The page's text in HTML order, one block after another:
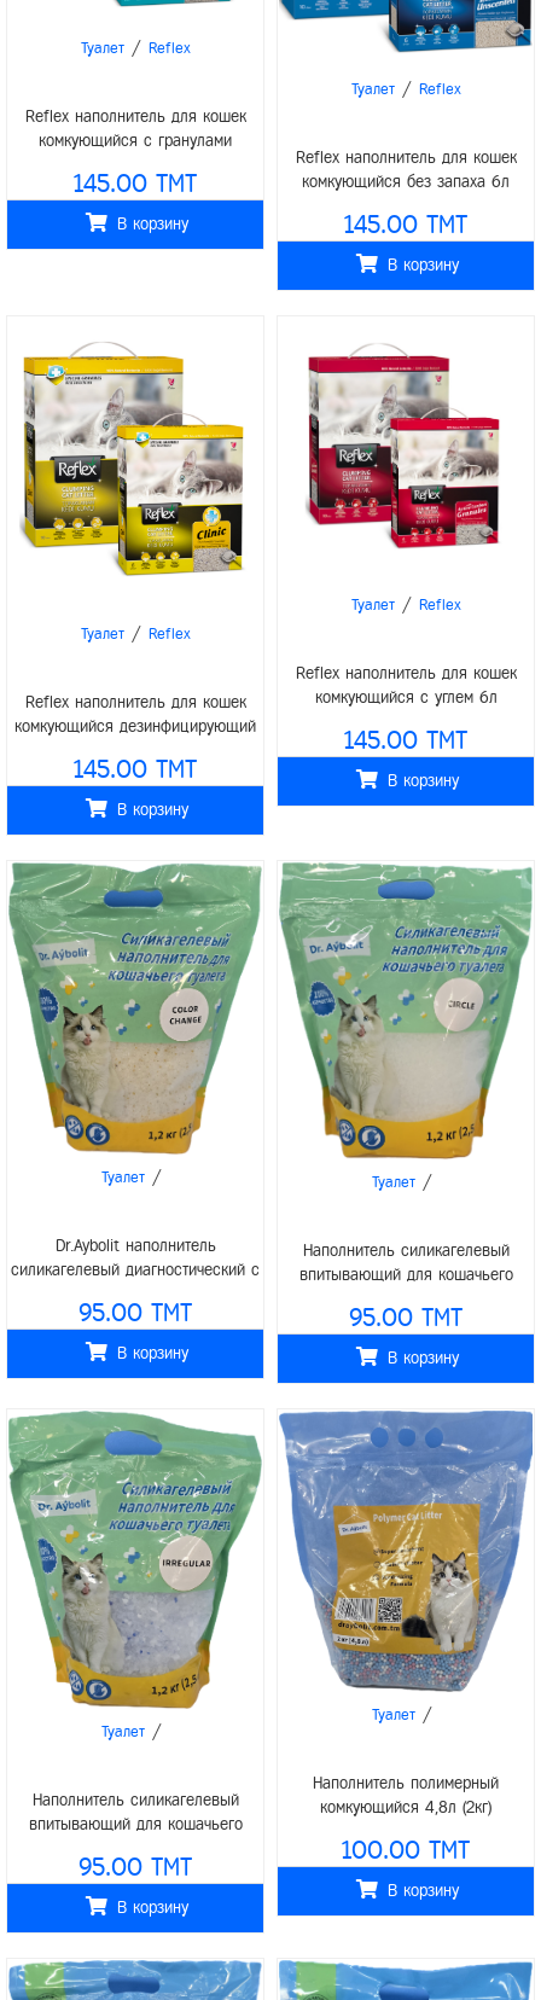
Туалет/ Reflex
Reflex наполнитель для кошек
комкующийся с гранулами
145.00 TMT
В корзину
Туалет/ Reflex
Reflex наполнитель для кошек
комкующийся без запаха 6л
145.00 TMT
В корзину
Туалет/ Reflex
Reflex наполнитель для кошек
комкующийся дезинфицирующий
145.00 TMT
В корзину
Туалет/ Reflex
Reflex наполнитель для кошек
комкующийся с углем 6л
145.00 TMT
В корзину
Туалет /
Dr.Aybolit наполнитель
силикагелевый диагностический с
туалета кошек 2.5л (1.2кг)
95.00 TMT
В корзину
Туалет /
Наполнитель силикагелевый
впитывающий для кошачьего
95.00 TMT
В корзину
Туалет /
Наполнитель силикагелевый
впитывающий для кошачьего
95.00 TMT
В корзину
Туалет /
Наполнитель полимерный
комкующийся 4,8л (2кг)
100.00 TMT
В корзину